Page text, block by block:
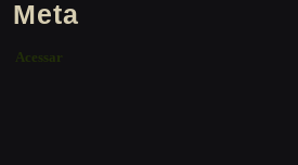
Meta
Acessar